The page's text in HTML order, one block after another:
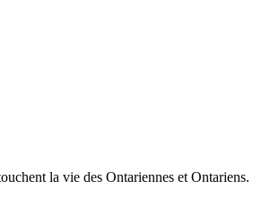
la vie des Ontariennes et Ontariens.